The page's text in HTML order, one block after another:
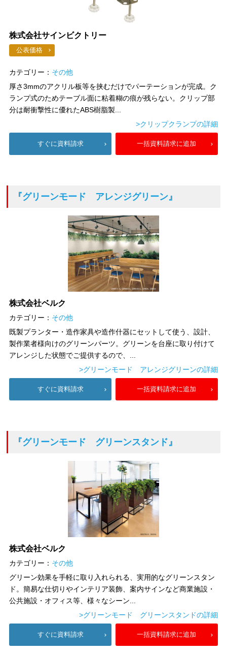
株式会社サインビクトリー
公表価格
カテゴリー： その他
厚さ3mmのアクリル板等を挟むだけでパーテーションが完成。ク
ランプ式のためテーブル面に粘着糊の痕が残らない。クリップ部
分は耐衝撃性に優れたABS樹脂製...
>クリップクランプの詳細
すぐに資料請求 一括資料請求に追加
『グリーンモード アレンジグリーン』
株式会社ベルク
カテゴリー： その他
既製プランター・造作家具や造作什器にセットして使う、設計、
製作業者様向けのグリーンパーツ。グリーンを台座に取り付けて
アレンジした状態でご提供するので、...
>グリーンモード アレンジグリーンの詳細
すぐに資料請求 一括資料請求に追加
『グリーンモード グリーンスタンド』
株式会社ベルク
カテゴリー： その他
グリーン効果を手軽に取り入れられる、実用的なグリーンスタン
ド。簡易な仕切りやインテリア装飾、案内サインなど商業施設・
公共施設・オフィス等、様々なシーン...
>グリーンモード グリーンスタンドの詳細
すぐに資料請求 一括資料請求に追加